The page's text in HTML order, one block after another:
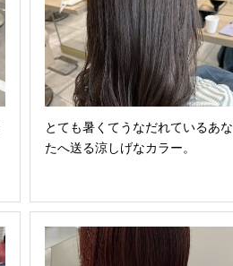
とても暑くてうなだれているあな
たへ送る涼しげなカラー。